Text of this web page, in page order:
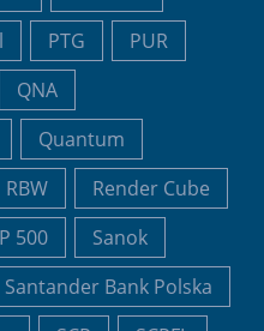
PTG
PUR
QNA
Quantum
RBW
Render Cube
500
Sanok
Santander Bank Polska